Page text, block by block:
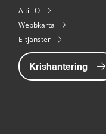
A till Ö
Webbkarta
E-tjänster
Krishantering